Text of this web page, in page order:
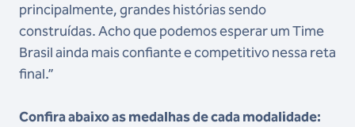
principalmente, grandes histórias sendo
construídas. Acho que podemos esperar um Time
Brasil ainda mais confiante e competitivo nessa reta
final.”
Confira abaixo as medalhas de cada modalidade: